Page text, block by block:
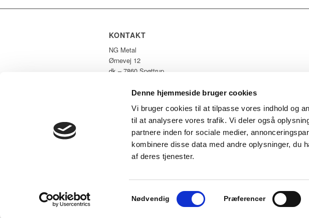
Denne hjemmeside bruger cookies
Vi bruger cookies til at tilpasse vores indhold og
til at analysere vores trafik. Vi deler også
partnere inden for sociale medier,
kombinere disse data med andre oplysninger, du
af deres tjenester.
Samtykkevalg
Nødvendig Præferencer
KONTAKT
NG Metal
Ørnevej 12
dk – 7860 Spøttrup
ng@ng-dk.com
© Copyright - NG Metal A/S